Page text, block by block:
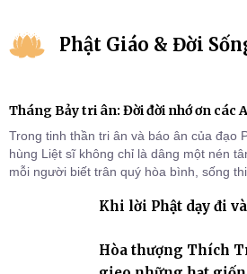
Phật Giáo & Đời
Tháng Bảy tri ân: Đời đời nhớ ơn các
Trong tinh thần tri ân và báo ân của đạo
hùng Liệt sĩ không chỉ là dâng một nén
mỗi người biết trân quý hòa bình, sống
Khi lời Phật dạy đi
Hòa thượng Thích